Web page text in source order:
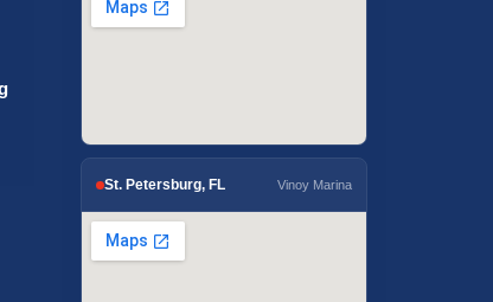
St. Petersburg, FL Vinoy Marina